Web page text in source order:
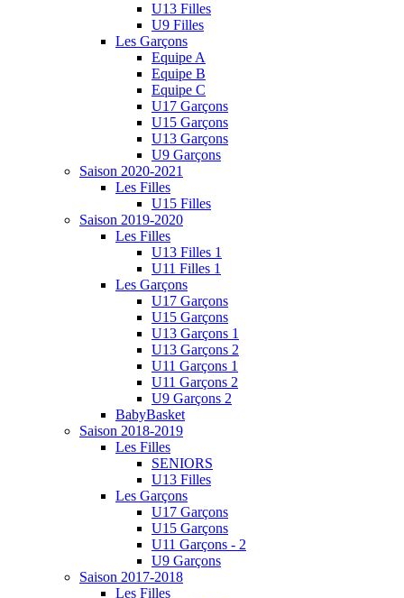
U13 Filles
U9 Filles
Les Garçons
Equipe A
Equipe B
Equipe C
U17 Garçons
U15 Garçons
U13 Garçons
U9 Garçons
Saison 2020-2021
Les Filles
U15 Filles
Saison 2019-2020
Les Filles
U13 Filles 1
U11 Filles 1
Les Garçons
U17 Garçons
U15 Garçons
U13 Garçons 1
U13 Garçons 2
U11 Garçons 1
U11 Garçons 2
U9 Garçons 2
BabyBasket
Saison 2018-2019
Les Filles
SENIORS
U13 Filles
Les Garçons
U17 Garçons
U15 Garçons
U11 Garçons - 2
U9 Garçons
Saison 2017-2018
Les Filles